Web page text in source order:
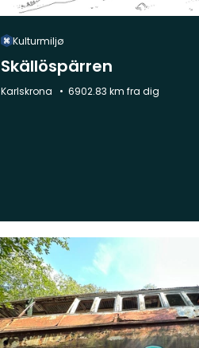
Kulturmiljø
Skällöspärren
Kommune:
Karlskrona 6902.83 km fra dig